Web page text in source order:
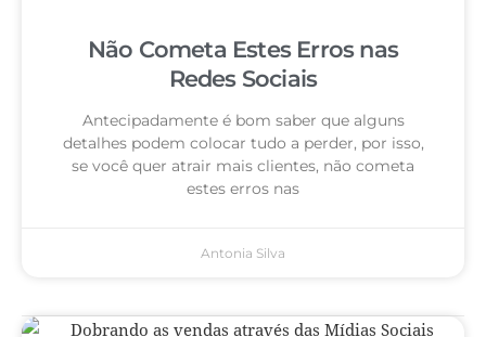
Não Cometa Estes Erros nas
Redes Sociais
Antecipadamente é bom saber que alguns
detalhes podem colocar tudo a perder, por isso,
se você quer atrair mais clientes, não cometa
estes erros nas
Antonia Silva